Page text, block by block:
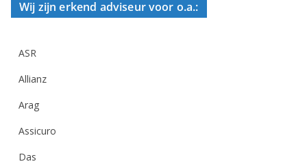
Wij zijn erkend adviseur voor o.a.:
ASR
Allianz
Arag
Assicuro
Das